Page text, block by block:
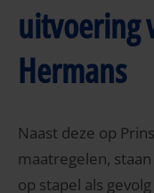
uitvoering
Hermans
Naast deze op
maatregelen,
op stapel als